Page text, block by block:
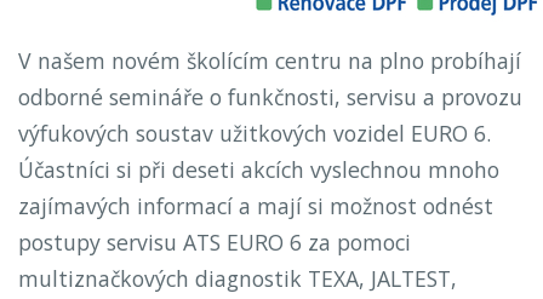
V našem novém školícím centru na plno probíhají
odborné semináře o funkčnosti, servisu a provozu
výfukových soustav užitkových vozidel EURO 6.
Účastníci si při deseti akcích vyslechnou mnoho
zajímavých informací a mají si možnost odnést
postupy servisu ATS EURO 6 za pomoci
multiznačkových diagnostik TEXA, JALTEST,